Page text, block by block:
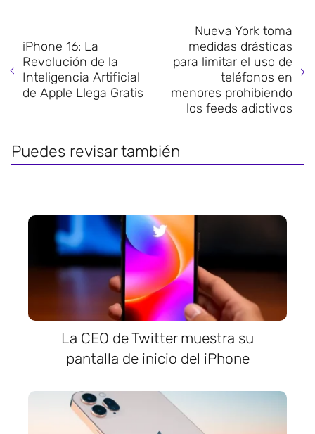
iPhone 16: La
Revolución de la
Inteligencia Artificial
de Apple Llega Gratis
Nueva York toma
medidas drásticas
para limitar el uso de
teléfonos en
menores prohibiendo
los feeds adictivos
Puedes revisar también
La CEO de Twitter muestra su
pantalla de inicio del iPhone